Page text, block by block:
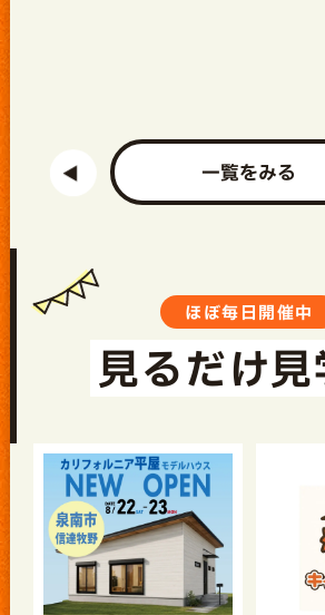
一覧をみる
ほぼ毎日開催中
見るだけ